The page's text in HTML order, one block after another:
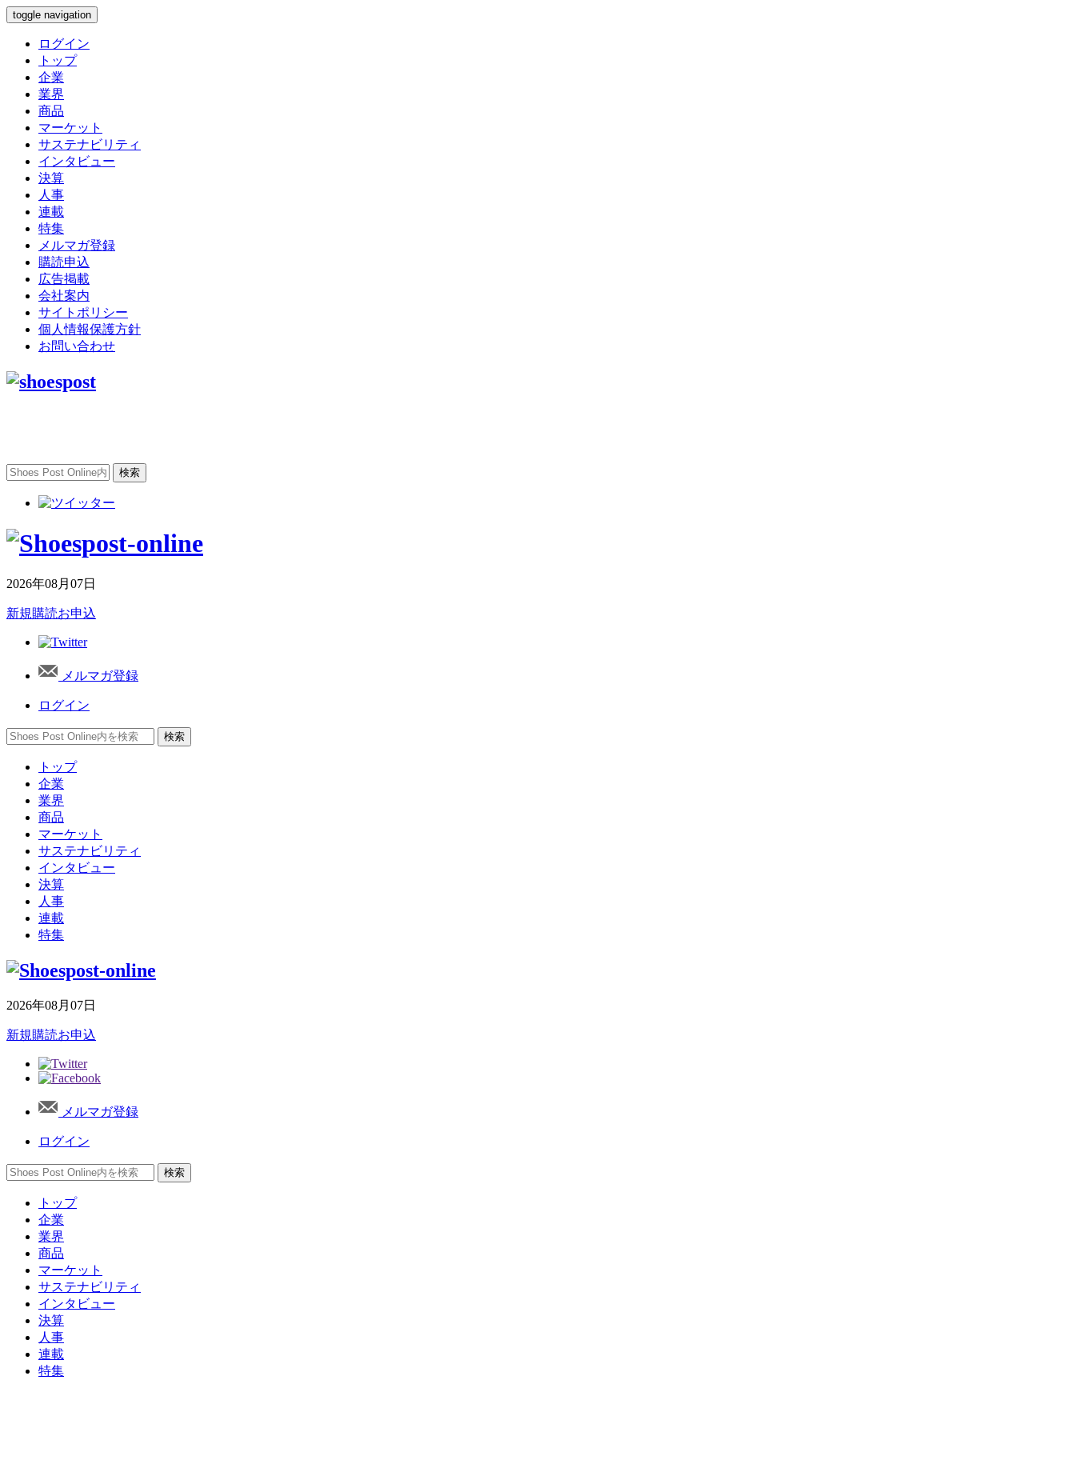
toggle navigation
ログイン
トップ
企業
業界
商品
マーケット
サステナビリティ
インタビュー
決算
人事
連載
特集
メルマガ登録
購読申込
広告掲載
会社案内
サイトポリシー
個人情報保護方針
お問い合わせ
2026年08月07日
新規購読お申込
メルマガ登録
ログイン
トップ
企業
業界
商品
マーケット
サステナビリティ
インタビュー
決算
人事
連載
特集
2026年08月07日
新規購読お申込
メルマガ登録
ログイン
トップ
企業
業界
商品
マーケット
サステナビリティ
インタビュー
決算
人事
連載
特集